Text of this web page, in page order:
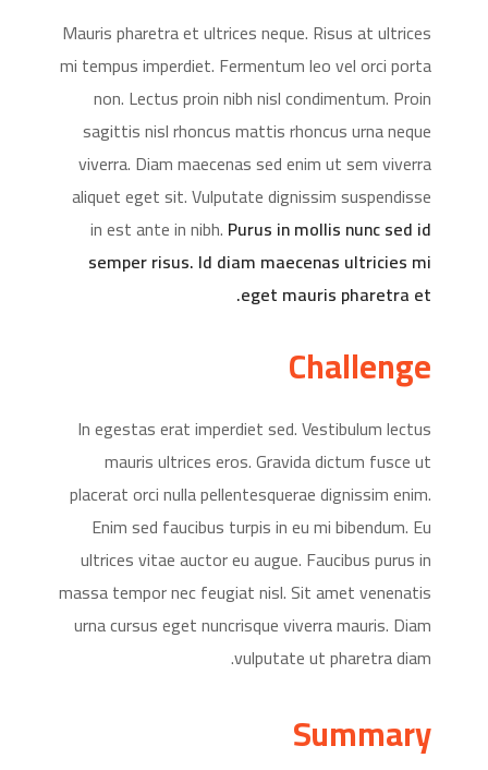
Mauris pharetra et ultrices neque. Risus at ultrices
mi tempus imperdiet. Fermentum leo vel orci porta
non. Lectus proin nibh nisl condimentum. Proin
sagittis nisl rhoncus mattis rhoncus urna neque
viverra. Diam maecenas sed enim ut sem viverra
aliquet eget sit. Vulputate dignissim suspendisse
in est ante in nibh. Purus in mollis nunc sed id
semper risus. Id diam maecenas ultricies mi
eget mauris pharetra et.
Challenge
In egestas erat imperdiet sed. Vestibulum lectus
mauris ultrices eros. Gravida dictum fusce ut
placerat orci nulla pellentesquerae dignissim enim.
Enim sed faucibus turpis in eu mi bibendum. Eu
ultrices vitae auctor eu augue. Faucibus purus in
massa tempor nec feugiat nisl. Sit amet venenatis
urna cursus eget nuncrisque viverra mauris. Diam
vulputate ut pharetra diam.
Summary